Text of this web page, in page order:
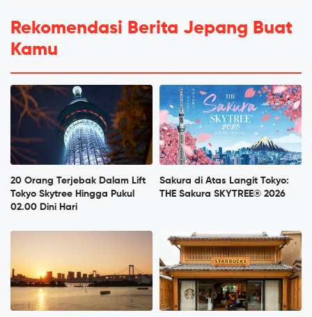
Rekomendasi Berita Jepang Buat
Kamu
20 Orang Terjebak Dalam Lift
Tokyo Skytree Hingga Pukul
02.00 Dini Hari
Sakura di Atas Langit Tokyo:
THE Sakura SKYTREE® 2026